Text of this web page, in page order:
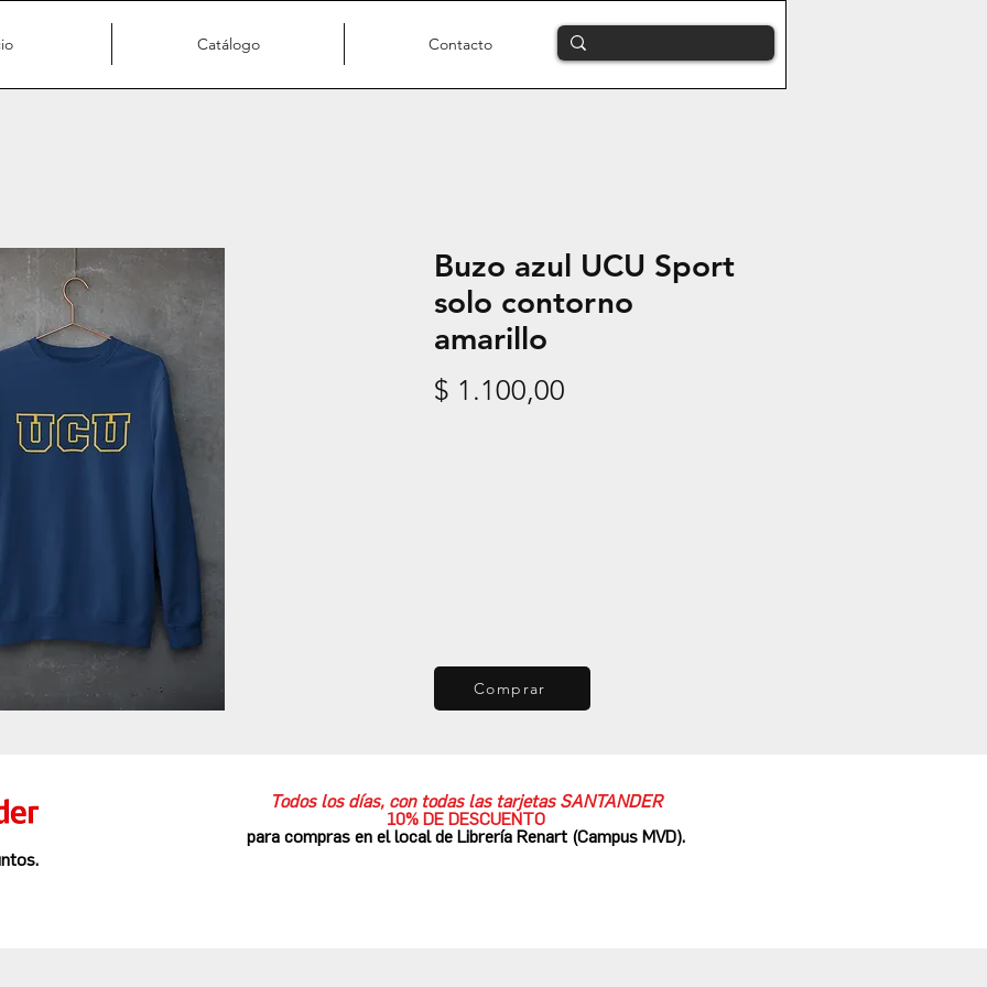
Catálogo Contacto
Buzo azul UCU Sport
solo contorno
amarillo
$ 1.100,00
Comprar
Todos los días, con todas las tarjetas SANTANDER
10% DE DESCUENTO
para compras en el local de Librería Renart (Campus MVD).